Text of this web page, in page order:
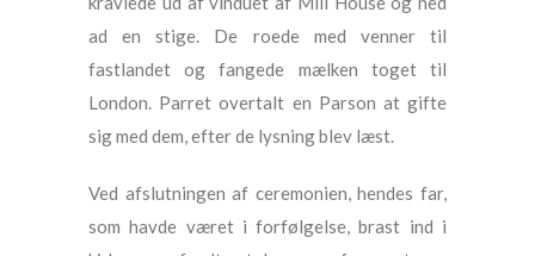
ad en stige. De roede med venner til
fastlandet og fangede mælken toget til
London. Parret overtalt en Parson at gifte
sig med dem, efter de lysning blev læst.
Ved afslutningen af ​​ceremonien, hendes far,
som havde været i forfølgelse, brast ind i